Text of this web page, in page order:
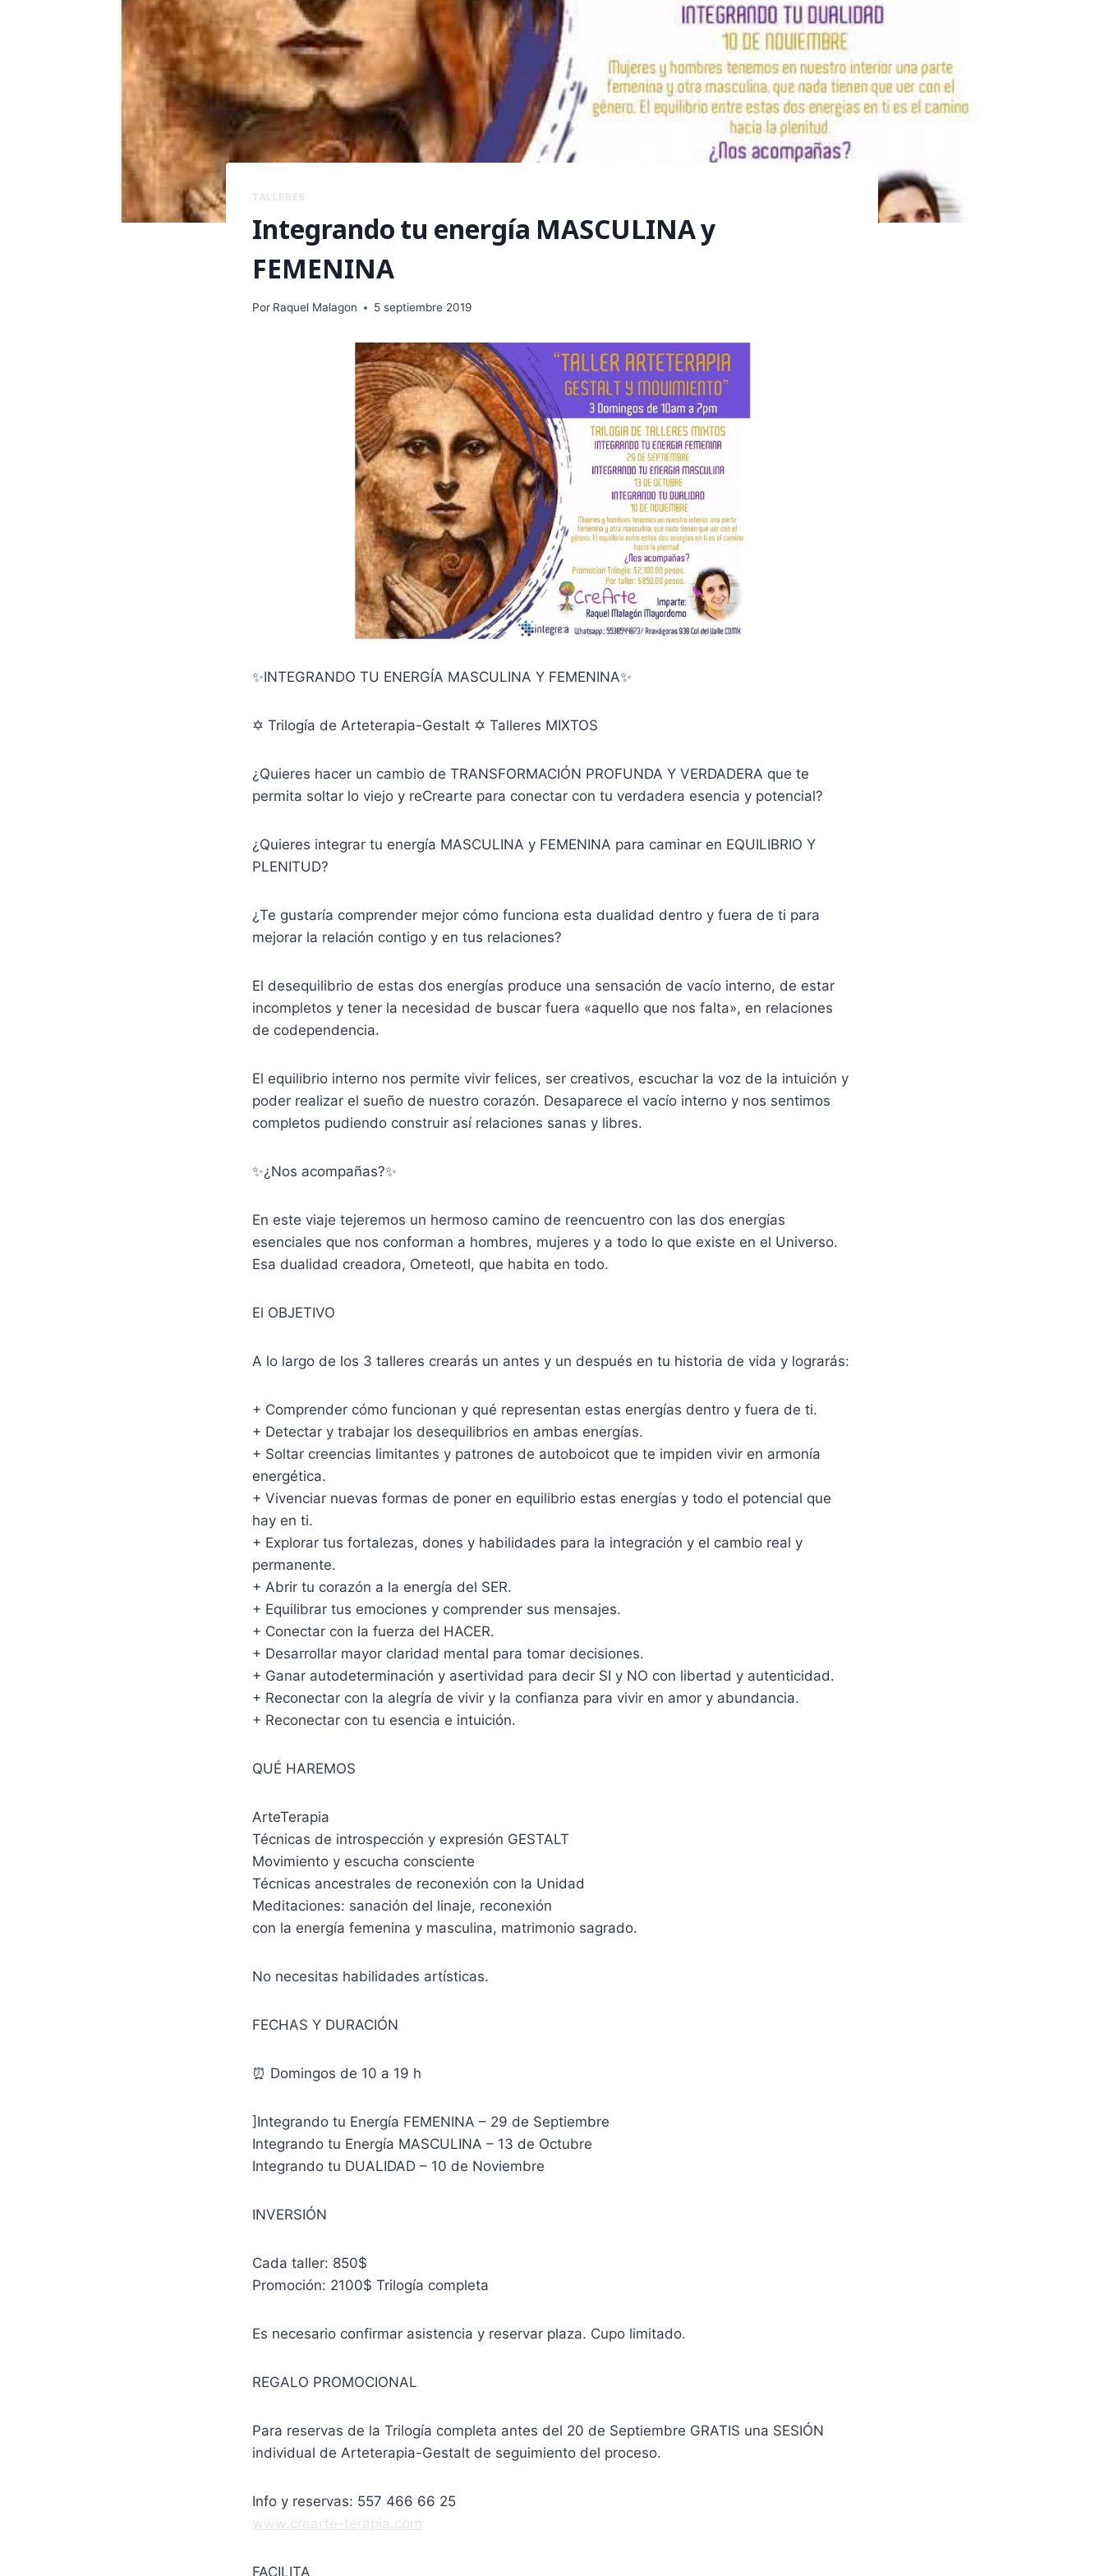
TALLERES
Integrando tu energía MASCULINA y
FEMENINA
Por Raquel Malagon 5 septiembre 2019
✨INTEGRANDO TU ENERGÍA MASCULINA Y FEMENINA✨
✡ Trilogía de Arteterapia-Gestalt ✡ Talleres MIXTOS
¿Quieres hacer un cambio de TRANSFORMACIÓN PROFUNDA Y VERDADERA que te
permita soltar lo viejo y reCrearte para conectar con tu verdadera esencia y potencial?
¿Quieres integrar tu energía MASCULINA y FEMENINA para caminar en EQUILIBRIO Y
PLENITUD?
¿Te gustaría comprender mejor cómo funciona esta dualidad dentro y fuera de ti para
mejorar la relación contigo y en tus relaciones?
El desequilibrio de estas dos energías produce una sensación de vacío interno, de estar
incompletos y tener la necesidad de buscar fuera «aquello que nos falta», en relaciones
de codependencia.
El equilibrio interno nos permite vivir felices, ser creativos, escuchar la voz de la intuición y
poder realizar el sueño de nuestro corazón. Desaparece el vacío interno y nos sentimos
completos pudiendo construir así relaciones sanas y libres.
✨¿Nos acompañas?✨
En este viaje tejeremos un hermoso camino de reencuentro con las dos energías
esenciales que nos conforman a hombres, mujeres y a todo lo que existe en el Universo.
Esa dualidad creadora, Ometeotl, que habita en todo.
El OBJETIVO
A lo largo de los 3 talleres crearás un antes y un después en tu historia de vida y lograrás:
+ Comprender cómo funcionan y qué representan estas energías dentro y fuera de ti.
+ Detectar y trabajar los desequilibrios en ambas energías.
+ Soltar creencias limitantes y patrones de autoboicot que te impiden vivir en armonía
energética.
+ Vivenciar nuevas formas de poner en equilibrio estas energías y todo el potencial que
hay en ti.
+ Explorar tus fortalezas, dones y habilidades para la integración y el cambio real y
permanente.
+ Abrir tu corazón a la energía del SER.
+ Equilibrar tus emociones y comprender sus mensajes.
+ Conectar con la fuerza del HACER.
+ Desarrollar mayor claridad mental para tomar decisiones.
+ Ganar autodeterminación y asertividad para decir SI y NO con libertad y autenticidad.
+ Reconectar con la alegría de vivir y la confianza para vivir en amor y abundancia.
+ Reconectar con tu esencia e intuición.
QUÉ HAREMOS
ArteTerapia
Técnicas de introspección y expresión GESTALT
Movimiento y escucha consciente
Técnicas ancestrales de reconexión con la Unidad
Meditaciones: sanación del linaje, reconexión
con la energía femenina y masculina, matrimonio sagrado.
No necesitas habilidades artísticas.
FECHAS Y DURACIÓN
⏰ Domingos de 10 a 19 h
]Integrando tu Energía FEMENINA – 29 de Septiembre
Integrando tu Energía MASCULINA – 13 de Octubre
Integrando tu DUALIDAD – 10 de Noviembre
INVERSIÓN
Cada taller: 850$
Promoción: 2100$ Trilogía completa
Es necesario confirmar asistencia y reservar plaza. Cupo limitado.
REGALO PROMOCIONAL
Para reservas de la Trilogía completa antes del 20 de Septiembre GRATIS una SESIÓN
individual de Arteterapia-Gestalt de seguimiento del proceso.
Info y reservas: 557 466 66 25
www.crearte-terapia.com
FACILITA